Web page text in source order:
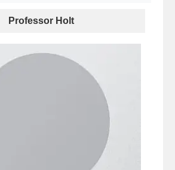
Professor Holt